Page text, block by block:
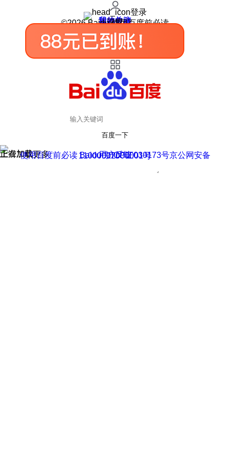
登录
我的关注
我的收藏
皮肤中心
用户反馈
设置
©2026 Baidu 使用百度前必读
百度一下
正在加载
上滑加载更多 用户反馈
使用百度前必读 Baidu 京ICP证030173号
京公网安备11000002000001号